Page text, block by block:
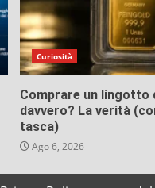
Curiosità
Comprare un lingotto
davvero? La verità
tasca)
Ago 6, 2026